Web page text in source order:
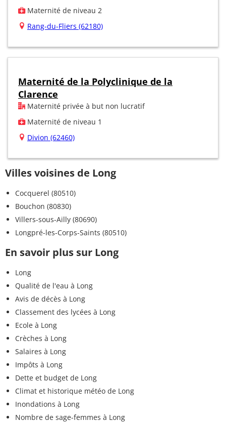
Maternité de niveau 2
Rang-du-Fliers (62180)
Maternité de la Polyclinique de la
Clarence
Maternité privée à but non lucratif
Maternité de niveau 1
Divion (62460)
Villes voisines de Long
Cocquerel (80510)
Bouchon (80830)
Villers-sous-Ailly (80690)
Longpré-les-Corps-Saints (80510)
En savoir plus sur Long
Long
Qualité de l'eau à Long
Avis de décès à Long
Classement des lycées à Long
Ecole à Long
Crèches à Long
Salaires à Long
Impôts à Long
Dette et budget de Long
Climat et historique météo de Long
Inondations à Long
Nombre de sage-femmes à Long